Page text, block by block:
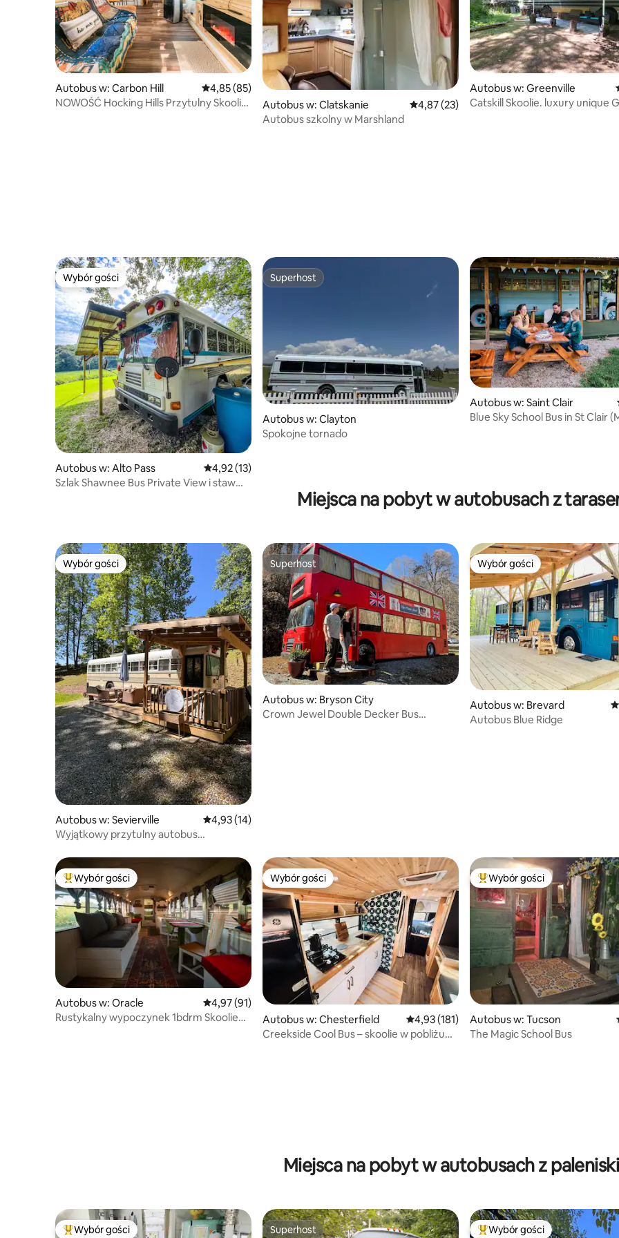
Autobus w: Carbon Hill Średnia ocena: 4,85 na 5, liczba recenzji: 85
4,85 (85)
NOWOŚĆ Hocking Hills Przytulny Skoolie
Autobus w: Clatskanie Średnia ocena: 4,87 na 5, liczba recenzji: 23
4,87 (23)
Autobus szkolny w Marshland
Autobus w: Greenville
Catskill Skoolie. luxury unique
Wybór gości
Wybór gości
Autobus w: Alto Pass Średnia ocena: 4,92 na 5, liczba recenzji: 13
4,92 (13)
Szlak Shawnee Bus Private View i staw
Superhost
Superhost
Autobus w: Clayton
Spokojne tornado
Autobus w: Saint Clair
Blue Sky School Bus in St Clair
Miejsca na pobyt w autobusach z
Wybór gości
Wybór gości
Autobus w: Sevierville Średnia ocena: 4,93 na 5, liczba recenzji: 14
4,93 (14)
Wyjątkowy przytulny autobus
akceptowane!
Superhost
Superhost
Autobus w: Bryson City
Crown Jewel Double Decker Bus
Wybór gości
Wybór gości
Autobus w: Brevard
Autobus Blue Ridge
Najpopularniejsze z kategorii Wybór gości
Wybór gości
Autobus w: Oracle Średnia ocena: 4,97 na 5, liczba recenzji: 91
4,97 (91)
Rustykalny wypoczynek 1bdrm Skoolie
Wybór gości
Wybór gości
Autobus w: Chesterfield Średnia ocena: 4,93 na 5, liczba recenzji: 181
4,93 (181)
Creekside Cool Bus – skoolie w pobliżu
Najpopularniejsze z kategorii
Wybór gości
Autobus w: Tucson
The Magic School Bus
Miejsca na pobyt w autobusach z
Najpopularniejsze z kategorii Wybór gości
Wybór gości Superhost
Superhost Najpopularniejsze z kategorii
Wybór gości